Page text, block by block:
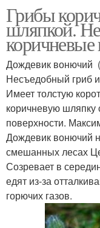
Грибы
шляпкой.
Дождевик вонючий
Несъедобный гриб
Имеет толстую
коричневую
поверхности.
Дождевик вонючий
смешанных лесах
Созревает в
едят из-за
горючих газов.